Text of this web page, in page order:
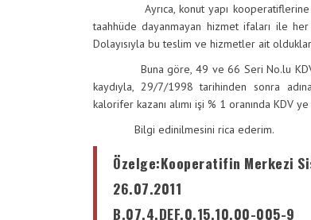
Ayrıca, konut yapı kooperatiflerine
taahhüde dayanmayan hizmet ifaları ile
Dolayısıyla bu teslim ve hizmetler ait
Buna göre, 49 ve 66 Seri No.lu KDV
kaydıyla, 29/7/1998 tarihinden sonra
kalorifer kazanı alımı işi % 1 oranında KDV
Bilgi edinilmesini rica ederim.
Özelge:Kooperatifin Merkezi
26.07.2011
B.07.4.DEF.0.15.10.00-005-9